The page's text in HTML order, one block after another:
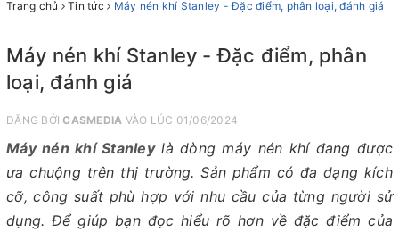
Trang chủ Tin tức Máy nén khí Stanley - Đặc điểm, phân loại, đánh giá
Máy nén khí Stanley - Đặc điểm, phân
loại, đánh giá
ĐĂNG BỞICASMEDIA VÀO LÚC 01/06/2024
Máy nén khí Stanleylà dòng máy nén khí đang được
ưa chuộng trên thị trường. Sản phẩm có đa dạng kích
cỡ, công suất phù hợp với nhu cầu của từng người sử
dụng. Để giúp bạn đọc hiểu rõ hơn về đặc điểm của